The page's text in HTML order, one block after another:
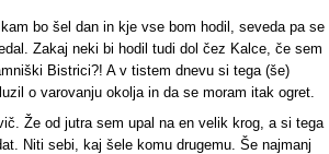
bo šel dan in kje vse bom hodil, seveda pa se
Zakaj neki bi hodil tudi dol čez Kalce, če sem
Bistrici?! A v tistem dnevu si tega (še)
o varovanju okolja in da se moram itak ogret.
Že od jutra sem upal na en velik krog, a si tega
Niti sebi, kaj šele komu drugemu. Še najmanj